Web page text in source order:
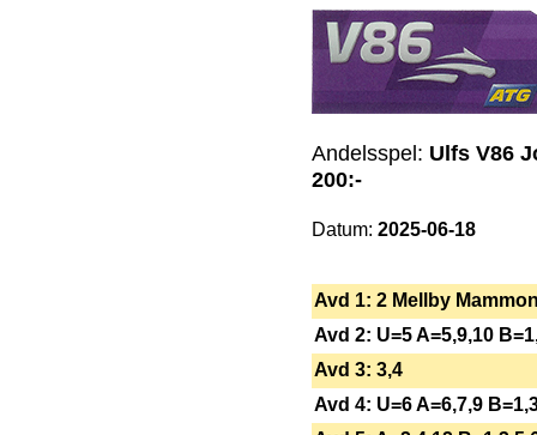
Andelsspel: Ulfs V86
200:-
Datum: 2025-06-18
Avd 1: 2 Mellby
Avd 2: U=5 A=5,9,10
Avd 3: 3,4
Avd 4: U=6 A=6,7,9